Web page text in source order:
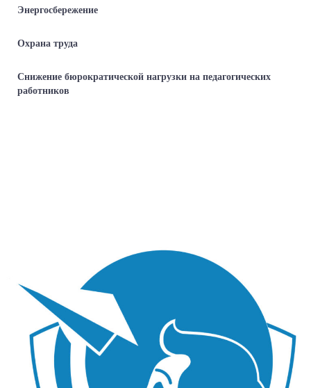
Энергосбережение
Охрана труда
Снижение бюрократической нагрузки на педагогических
работников